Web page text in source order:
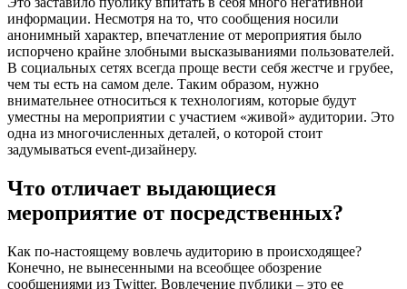
информации. Несмотря на то, что сообщения носили
анонимный характер, впечатление от мероприятия было
испорчено крайне злобными высказываниями пользователей.
В социальных сетях всегда проще вести себя жестче и грубее,
чем ты есть на самом деле. Таким образом, нужно
внимательнее относиться к технологиям, которые будут
уместны на мероприятии с участием «живой» аудитории. Это
одна из многочисленных деталей, о которой стоит
задумываться event-дизайнеру.
Что отличает выдающиеся
мероприятие от посредственных?
Как по-настоящему вовлечь аудиторию в происходящее?
Конечно, не вынесенными на всеобщее обозрение
сообщениями из Twitter. Вовлечение публики – это ее